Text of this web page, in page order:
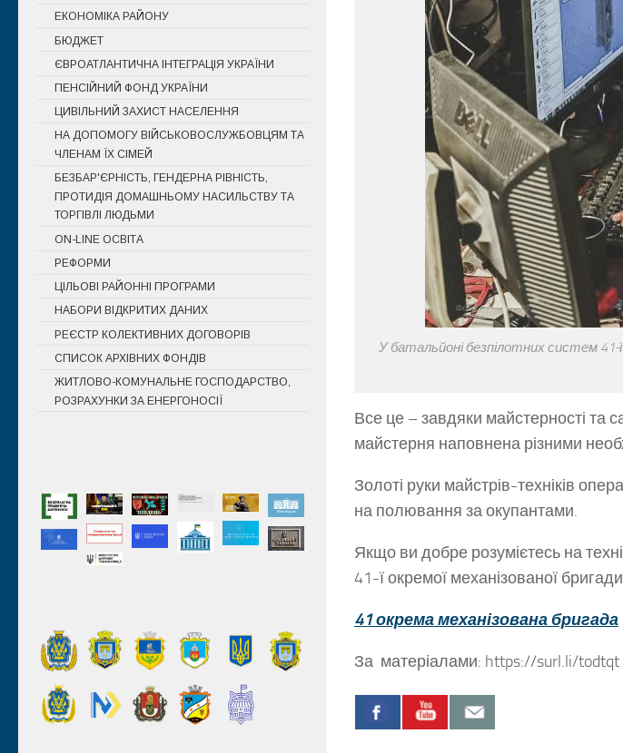
У батальйоні безпілотних систем 41-
Все це – завдяки майстерності та
майстерня наповнена різними
Золоті руки майстрів-техніків
на полювання за окупантами.
Якщо ви добре розумієтесь на
41-ї окремої механізованої
41 окрема механізована бригада
За матеріалами: https://surl.li/todtqt
ЕКОНОМІКА РАЙОНУ
БЮДЖЕТ
ЄВРОАТЛАНТИЧНА ІНТЕГРАЦІЯ УКРАЇНИ
ПЕНСІЙНИЙ ФОНД УКРАЇНИ
ЦИВІЛЬНИЙ ЗАХИСТ НАСЕЛЕННЯ
НА ДОПОМОГУ ВІЙСЬКОВОСЛУЖБОВЦЯМ ТА
ЧЛЕНАМ ЇХ СІМЕЙ
БЕЗБАР'ЄРНІСТЬ, ГЕНДЕРНА РІВНІСТЬ,
ПРОТИДІЯ ДОМАШНЬОМУ НАСИЛЬСТВУ ТА
ТОРГІВЛІ ЛЮДЬМИ
ON-LINE ОСВІТА
РЕФОРМИ
ЦІЛЬОВІ РАЙОННІ ПРОГРАМИ
НАБОРИ ВІДКРИТИХ ДАНИХ
РЕЄСТР КОЛЕКТИВНИХ ДОГОВОРІВ
СПИСОК АРХІВНИХ ФОНДІВ
ЖИТЛОВО-КОМУНАЛЬНЕ ГОСПОДАРСТВО,
РОЗРАХУНКИ ЗА ЕНЕРГОНОСІЇ